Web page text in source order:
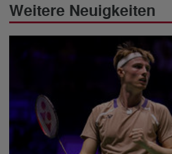
Weitere Neuigkeiten